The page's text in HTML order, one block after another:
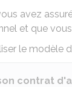
avez
et que
le modèle
contrat